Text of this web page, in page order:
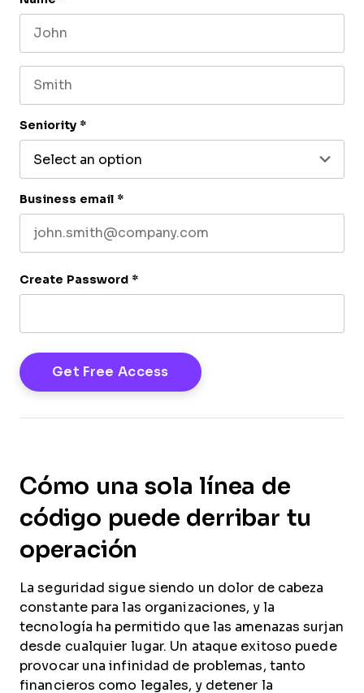
Seniority *
Business email *
Create Password *
Cómo una sola línea de
código puede derribar tu
operación
La seguridad sigue siendo un dolor de cabeza
constante para las organizaciones, y la
tecnología ha permitido que las amenazas surjan
desde cualquier lugar. Un ataque exitoso puede
provocar una infinidad de problemas, tanto
financieros como legales, y detener la